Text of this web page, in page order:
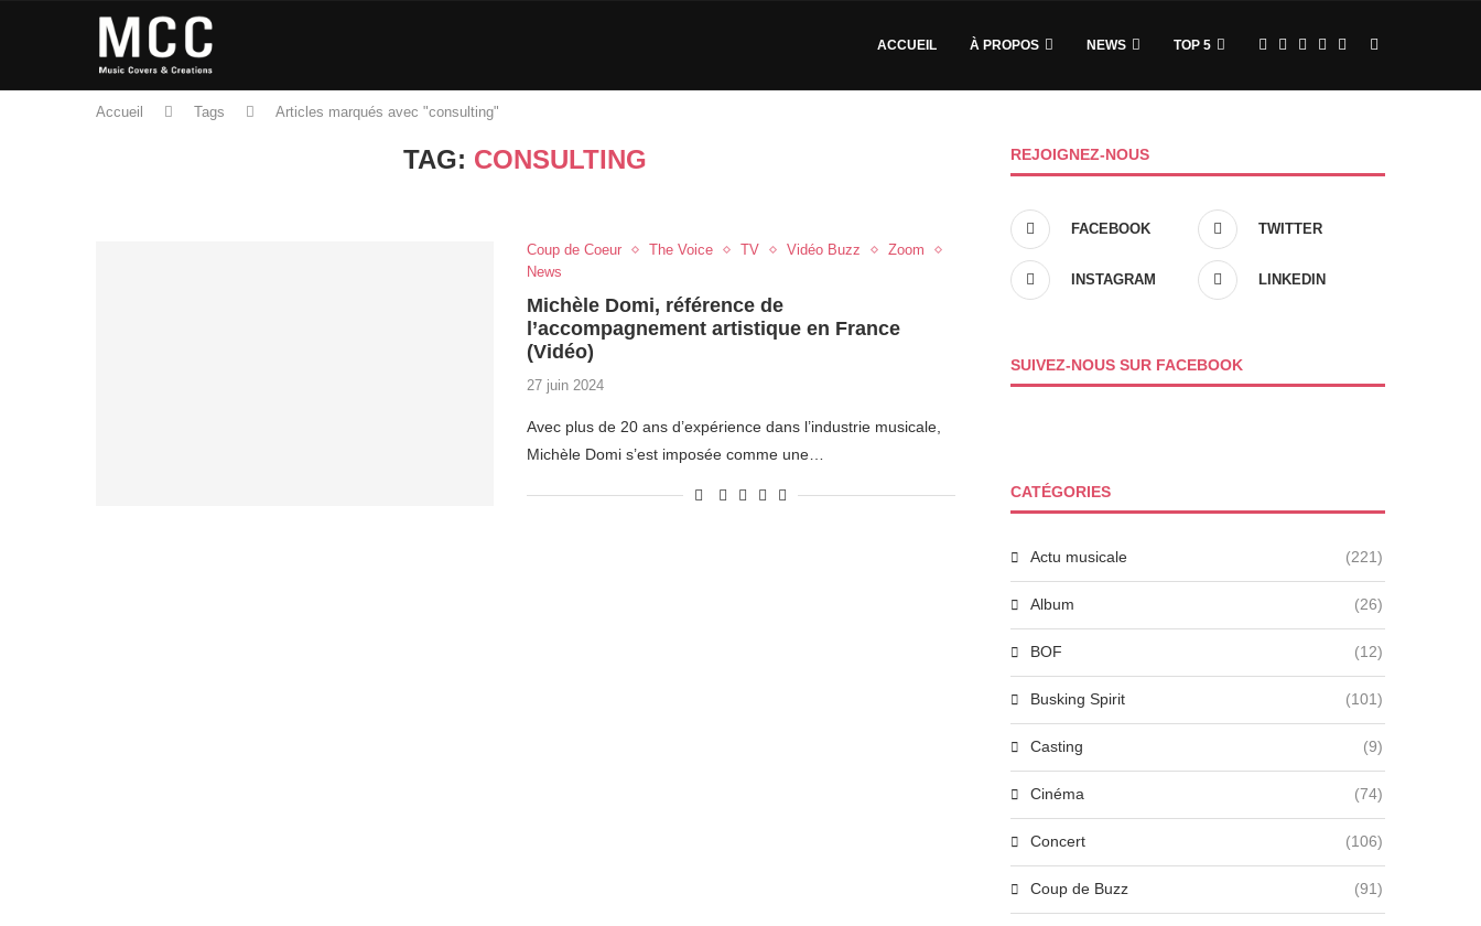
ACCUEIL À PROPOS NEWS TOP 5
Accueil Tags Articles marqués avec "consulting"
TAG: CONSULTING
Coup de Coeur The Voice TV Vidéo Buzz
Zoom
News
Michèle Domi, référence de
l’accompagnement artistique en France
(Vidéo)
27 juin 2024
Avec plus de 20 ans d’expérience dans l’industrie musicale,
Michèle Domi s’est imposée comme une…
REJOIGNEZ-NOUS
FACEBOOK TWITTER
INSTAGRAM LINKEDIN
SUIVEZ-NOUS SUR FACEBOOK
CATÉGORIES
Actu musicale (221)
Album (26)
BOF (12)
Busking Spirit (101)
Casting (9)
Cinéma (74)
Concert (106)
Coup de Buzz (91)